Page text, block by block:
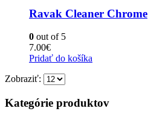
Ravak Cleaner Chrome
0 out of 5
7.00€
Pridať do košíka
Zobraziť:
Kategórie produktov